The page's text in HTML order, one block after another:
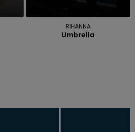
RIHANNA
Umbrella